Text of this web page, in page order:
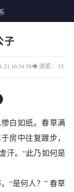
子
21 16:34:58👁 浏览： 15
白如纸。春草满
房中往复踱步，
汗。“此乃如何是
“是何人？” 春草